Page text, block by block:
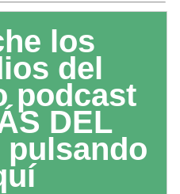
los
del
podcast
DEL
pulsando